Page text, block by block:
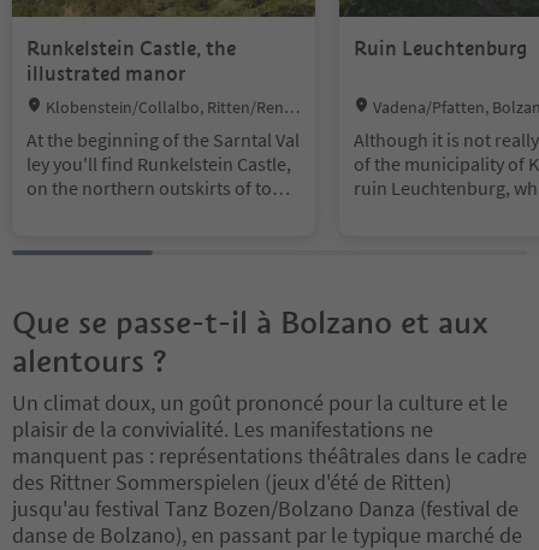
Runkelstein Castle, the
illustrated manor
Location:
Klobenstein/Collalbo, Ritten/Reno
At the beginning of the Sarntal Val
ley you'll find Runkelstein Castle,
on the northern outskirts of town.
enade or using a bike by taking th
umber 12 bus (Sunday Nr. 14), as
well as the free shuttle departing f
rom Walther Square (for further i
nformation contact Bolzano's Tou
rism Office). At the foot of the cast
le you'll find parking space for car
s and bikes. Built in 1237 on a jutti
ng edge of rock, the castle has be
en worked on and enlarged many
times over and it boasts a collecti
Ruin Leuchtenburg
Location:
Vadena/Pfatten,
Although it is not
of the municipality of
ruin Leuchtenburg,
the Rottenburgers
tenburg passed into
on of the landlord,
he respective
o. For a long time the
rg was also the seat
f Kaltern. In the 17th
Que se passe-t-il à Bolzano et aux
alentours ?
Un climat doux, un goût prononcé pour la culture et le
plaisir de la convivialité. Les manifestations ne
manquent pas : représentations théâtrales dans le cadre
des Rittner Sommerspielen (jeux d'été de Ritten)
jusqu'au festival Tanz Bozen/Bolzano Danza (festival de
danse de Bolzano), en passant par le typique marché de